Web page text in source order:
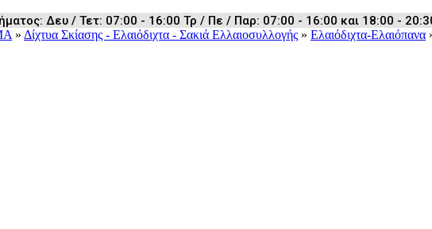
Δευ / Τετ: 07:00 - 16:00 Τρ / Πε / Παρ: 07:00 - 16:00 και 18:00 -
» Δίχτυα Σκίασης - Ελαιόδιχτα - Σακιά Ελλαιοσυλλογής » Ελαιόδιχτα-Ελαιόπανα